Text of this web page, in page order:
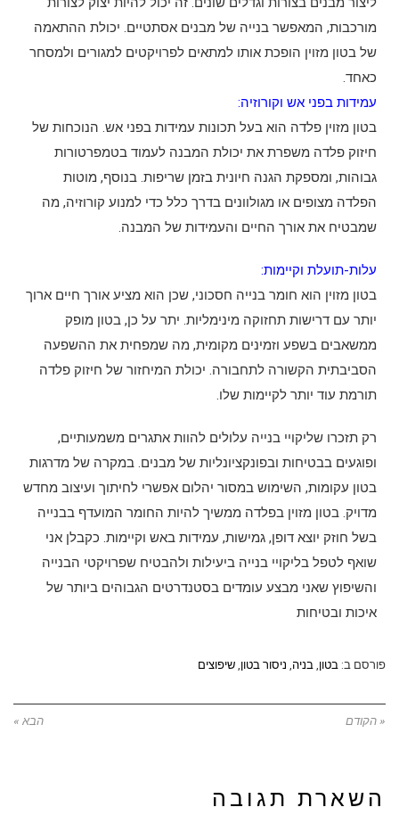
מורכבות, המאפשר בנייה של מבנים אסתטיים. יכולת ההתאמה
של בטון מזוין הופכת אותו למתאים לפרויקטים למגורים ולמסחר
כאחד.
עמידות בפני אש וקורוזיה:
בטון מזוין פלדה הוא בעל תכונות עמידות בפני אש. הנוכחות של
חיזוק פלדה משפרת את יכולת המבנה לעמוד בטמפרטורות
גבוהות, ומספקת הגנה חיונית בזמן שריפות. בנוסף, מוטות
הפלדה מצופים או מגולוונים בדרך כלל כדי למנוע קורוזיה, מה
שמבטיח את אורך החיים והעמידות של המבנה.
עלות-תועלת וקיימות:
בטון מזוין הוא חומר בנייה חסכוני, שכן הוא מציע אורך חיים ארוך
יותר עם דרישות תחזוקה מינימליות. יתר על כן, בטון מופק
ממשאבים בשפע וזמינים מקומית, מה שמפחית את ההשפעה
הסביבתית הקשורה לתחבורה. יכולת המיחזור של חיזוק פלדה
תורמת עוד יותר לקיימות שלו.
רק תזכרו שליקויי בנייה עלולים להוות אתגרים משמעותיים,
ופוגעים בבטיחות ובפונקציונליות של מבנים. במקרה של מדרגות
בטון עקומות, השימוש במסור יהלום אפשרי לחיתוך ועיצוב מחדש
מדויק. בטון מזוין בפלדה ממשיך להיות החומר המועדף בבנייה
בשל חוזק יוצא דופן, גמישות, עמידות באש וקיימות. כקבלן אני
שואף לטפל בליקויי בנייה ביעילות ולהבטיח שפרויקטי הבנייה
והשיפוץ שאני מבצע עומדים בסטנדרטים הגבוהים ביותר של
איכות ובטיחות
פורסם ב: בטון, בניה, ניסור בטון, שיפוצים
« הקודם הבא »
השארת תגובה